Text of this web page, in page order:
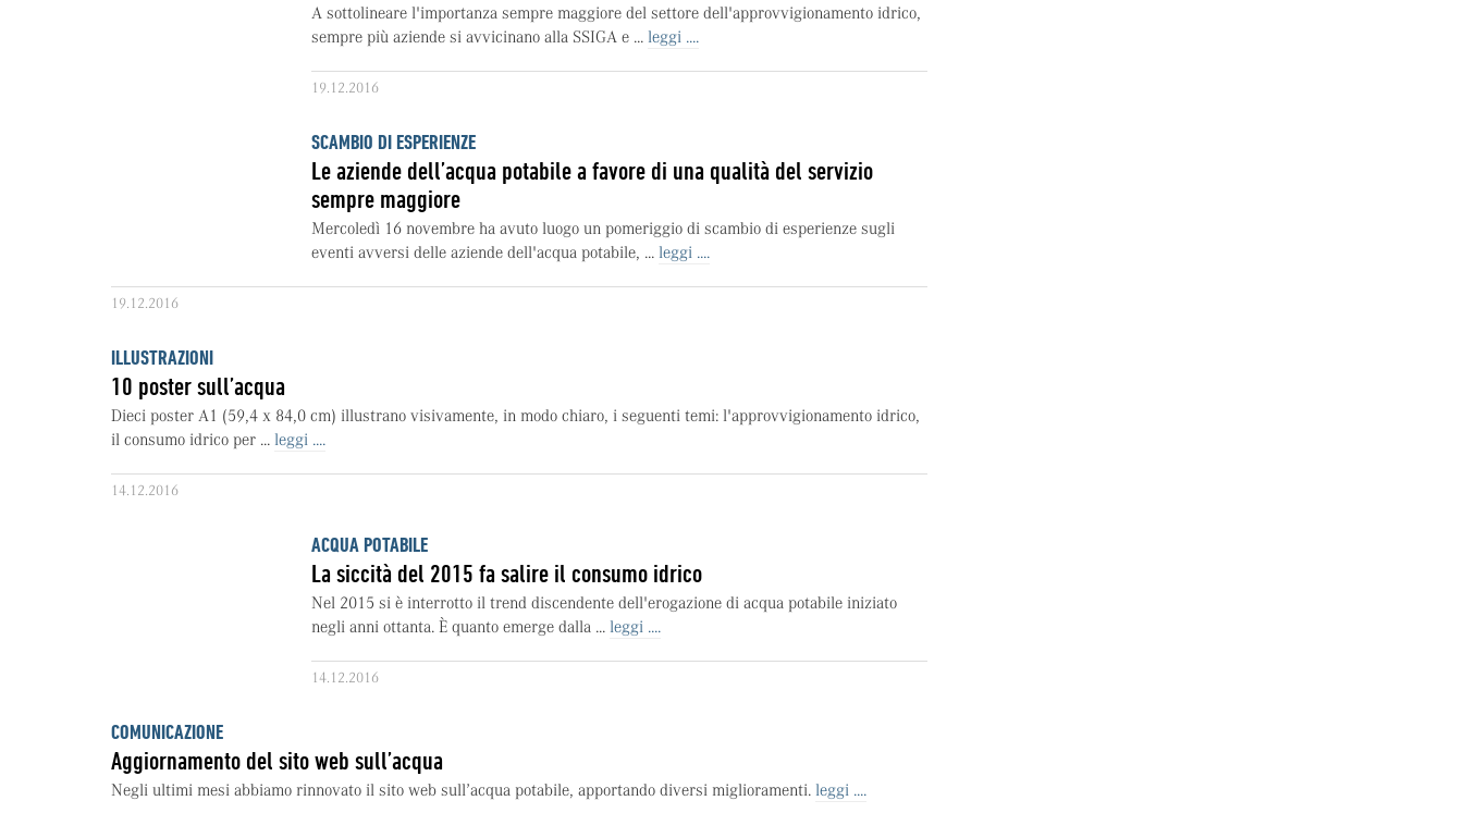
A sottolineare l'importanza sempre maggiore del settore dell'approvvigionamento idrico,
sempre più aziende si avvicinano alla SSIGA e ... leggi ....
19.12.2016
SCAMBIO DI ESPERIENZE
Le aziende dell’acqua potabile a favore di una qualità del servizio
sempre maggiore
Mercoledì 16 novembre ha avuto luogo un pomeriggio di scambio di esperienze sugli
eventi avversi delle aziende dell'acqua potabile, ... leggi ....
19.12.2016
ILLUSTRAZIONI
10 poster sull’acqua
Dieci poster A1 (59,4 x 84,0 cm) illustrano visivamente, in modo chiaro, i seguenti temi: l'approvvigionamento idrico,
il consumo idrico per ... leggi ....
14.12.2016
ACQUA POTABILE
La siccità del 2015 fa salire il consumo idrico
Nel 2015 si è interrotto il trend discendente dell'erogazione di acqua potabile iniziato
negli anni ottanta. È quanto emerge dalla ... leggi ....
14.12.2016
COMUNICAZIONE
Aggiornamento del sito web sull’acqua
Negli ultimi mesi abbiamo rinnovato il sito web sull’acqua potabile, apportando diversi miglioramenti. leggi ....